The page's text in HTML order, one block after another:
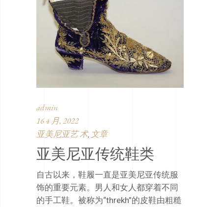
admin
16 4 月, 2022
亚美尼亚艺 术, 文章
亚美尼亚传统鞋类
自古以来，鞋履一直是亚美尼亚传统服
饰的重要元素。男人和女人都穿着不同
的手工鞋。被称为“threkh”的皮鞋由粗糙